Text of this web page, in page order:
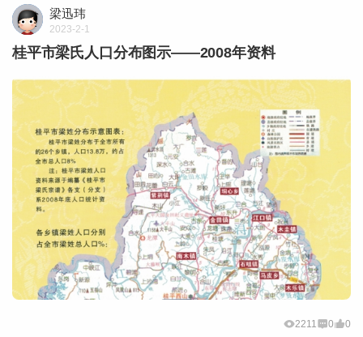
梁迅玮
2023-2-1
桂平市梁氏人口分布图示——2008年资料
2211 0 0